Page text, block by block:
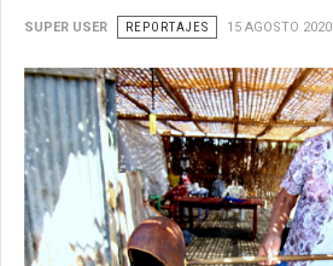
SUPER USER REPORTAJES 15 AGOSTO 2020